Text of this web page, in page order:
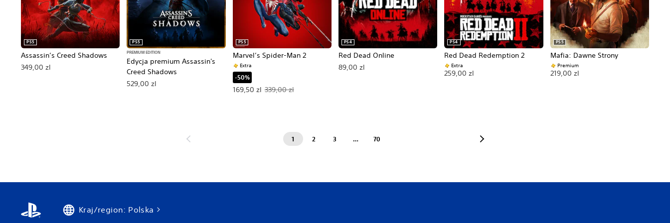
Assassin’s Creed Shadows
PS5
349,00 zl
Edycja premium Assassin's
Creed Shadows
PS5
PREMIUM EDITION
529,00 zl
Marvel’s Spider-Man 2
PS5
Extra
-50%
169,50 zl
Oferowana cena: 169,50 zl. Pierwotna cena: 339,00 zl.
339,00 zl
Red Dead Online
PS4
89,00 zl
Red Dead Redemption 2
PS4
Extra
259,00 zl
Mafia: Dawne Strony
PS5
Premium
219,00 zl
1 2 3 … 70
Kraj/region: Polska